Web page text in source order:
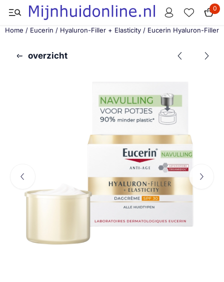
Cookievoorkeuren zijn momenteel gesloten. 0
Home / Eucerin / Hyaluron-Filler + Elasticity / Eucerin Hyaluron-Filler
overzicht